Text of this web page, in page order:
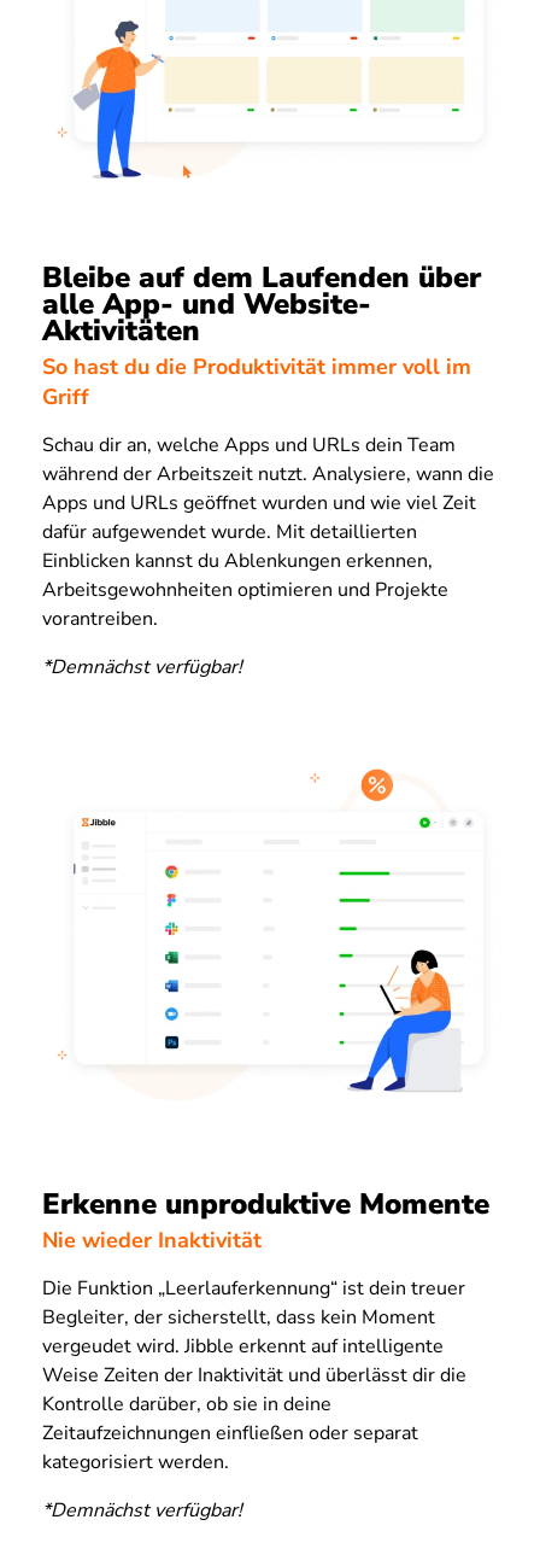
Bleibe auf dem Laufenden über
alle App- und Website-
Aktivitäten
So hast du die Produktivität immer voll im
Griff
Schau dir an, welche Apps und URLs dein Team
während der Arbeitszeit nutzt. Analysiere, wann die
Apps und URLs geöffnet wurden und wie viel Zeit
dafür aufgewendet wurde. Mit detaillierten
Einblicken kannst du Ablenkungen erkennen,
Arbeitsgewohnheiten optimieren und Projekte
vorantreiben.
*Demnächst verfügbar!
Erkenne unproduktive Momente
Nie wieder Inaktivität
Die Funktion „Leerlauferkennung“ ist dein treuer
Begleiter, der sicherstellt, dass kein Moment
vergeudet wird. Jibble erkennt auf intelligente
Weise Zeiten der Inaktivität und überlässt dir die
Kontrolle darüber, ob sie in deine
Zeitaufzeichnungen einfließen oder separat
kategorisiert werden.
*Demnächst verfügbar!